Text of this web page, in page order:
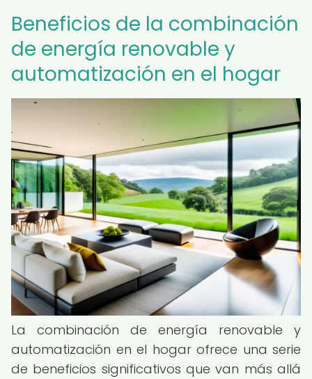
Beneficios de la combinación
de energía renovable y
automatización en el hogar
La combinación de energía renovable y
automatización en el hogar ofrece una serie
de beneficios significativos que van más allá